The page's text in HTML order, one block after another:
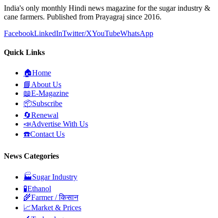
India's only monthly Hindi news magazine for the sugar industry &
cane farmers. Published from Prayagraj since 2016.
FacebookLinkedInTwitter/XYouTubeWhatsApp
Quick Links
🏠Home
📘 About Us
📖E-Magazine
📦Subscribe
🔄Renewal
📣Advertise With Us
☎️Contact Us
News Categories
🏭Sugar Industry
🧪Ethanol
🌾Farmer / किसान
📈Market & Prices